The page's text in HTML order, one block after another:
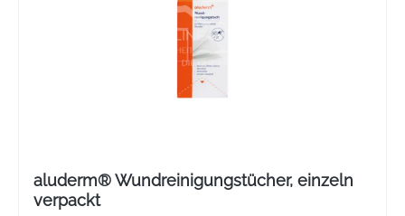
aluderm® Wundreinigungstücher, einzeln
verpackt